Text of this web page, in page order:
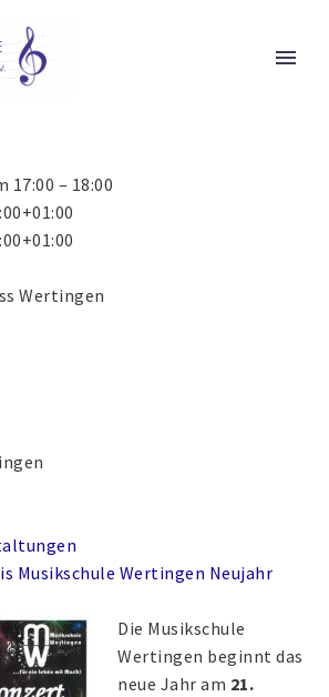
17:00 – 18:00
Wertingen
Musikschule Wertingen Neujahr
Die Musikschule
Wertingen beginnt das
neue Jahr am 21.